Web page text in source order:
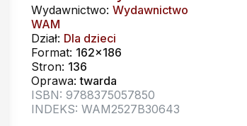
Wydawnictwo: Wydawnictwo
WAM
Dział: Dla dzieci
Format: 162x186
Stron: 136
Oprawa:twarda
ISBN: 9788375057850
INDEKS: WAM2527B30643